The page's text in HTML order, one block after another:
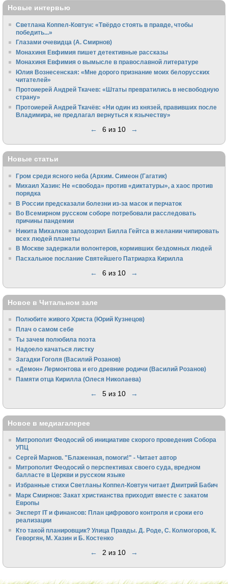
Новые интервью
Светлана Коппел-Ковтун: «Твёрдо стоять в правде, чтобы
победить...»
Глазами очевидца (А. Смирнов)
Монахиня Евфимия пишет детективные рассказы
Монахиня Евфимия о вымысле в православной литературе
Юлия Вознесенская: «Мне дорого признание моих белорусских
читателей»
Протоиерей Андрей Ткачев: «Штаты превратились в несвободную
страну»
Протоиерей Андрей Ткачёв: «Ни один из князей, правивших после
Владимира, не предлагал вернуться к язычеству»
← 6 из 10 →
Новые статьи
Гром среди ясного неба (Архим. Симеон (Гагатик)
Михаил Хазин: Не «свобода» против «диктатуры», а хаос против
порядка
В России предсказали болезни из-за масок и перчаток
Во Всемирном русском соборе потребовали расследовать
причины пандемии
Никита Михалков заподозрил Билла Гейтса в желании чипировать
всех людей планеты
В Москве задержали волонтеров, кормивших бездомных людей
Пасхальное послание Святейшего Патриарха Кирилла
← 6 из 10 →
Новое в Читальном зале
Полюбите живого Христа (Юрий Кузнецов)
Плач о самом себе
Ты зачем полюбила поэта
Надоело качаться листку
Загадки Гоголя (Василий Розанов)
«Демон» Лермонтова и его древние родичи (Василий Розанов)
Памяти отца Кирилла (Олеся Николаева)
← 5 из 10 →
Новое в медиагалерее
Митрополит Феодосий об инициативе скорого проведения Собора
УПЦ
Сергей Марнов. "Блаженная, помоги!" - Читает автор
Митрополит Феодосий о перспективах своего суда, вредном
балласте в Церкви и русском языке
Избранные стихи Светланы Коппел-Ковтун читает Дмитрий Бабич
Марк Смирнов: Закат христианства приходит вместе с закатом
Европы
Эксперт IT и финансов: План цифрового контроля и сроки его
реализации
Кто такой планировщик? Улица Правды. Д. Роде, С. Колмогоров, К.
Геворгян, М. Хазин и Б. Костенко
← 2 из 10 →